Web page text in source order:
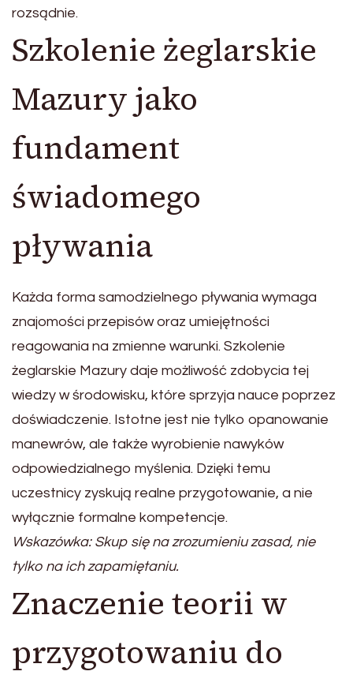
rozsądnie.
Szkolenie żeglarskie
Mazury jako
fundament
świadomego
pływania
Każda forma samodzielnego pływania wymaga
znajomości przepisów oraz umiejętności
reagowania na zmienne warunki. Szkolenie
żeglarskie Mazury daje możliwość zdobycia tej
wiedzy w środowisku, które sprzyja nauce poprzez
doświadczenie. Istotne jest nie tylko opanowanie
manewrów, ale także wyrobienie nawyków
odpowiedzialnego myślenia. Dzięki temu
uczestnicy zyskują realne przygotowanie, a nie
wyłącznie formalne kompetencje.
Wskazówka: Skup się na zrozumieniu zasad, nie
tylko na ich zapamiętaniu.
Znaczenie teorii w
przygotowaniu do